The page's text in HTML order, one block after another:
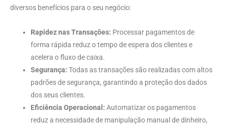
diversos benefícios para o seu negócio:
Rapidez nas Transações: Processar pagamentos de
forma rápida reduz o tempo de espera dos clientes e
acelera o fluxo de caixa.
Segurança: Todas as transações são realizadas com altos
padrões de segurança, garantindo a proteção dos dados
dos seus clientes.
Eficiência Operacional: Automatizar os pagamentos
reduz a necessidade de manipulação manual de dinheiro,